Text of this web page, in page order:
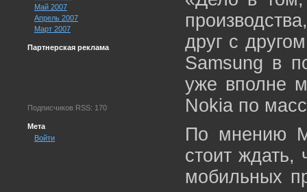
Май 2007
Апрель 2007
Март 2007
Партнерская реклама
Подписчиков RSS: 170
Мета
Войти
друг с
Samsung в
уже вполне
Nokia по
По мнению
стоит ждать,
мобильных